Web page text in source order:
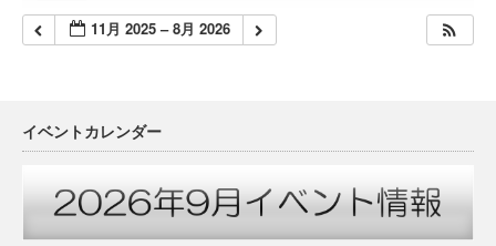
11月 2025 – 8月 2026
イベントカレンダー